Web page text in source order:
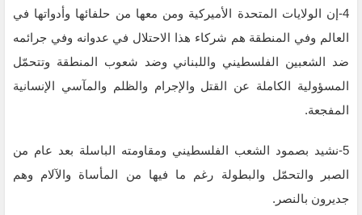
‏4-إن الولايات المتحدة الأميركية ومن معها من حلفائها وأدواتها في
العالم وفي المنطقة هم شركاء هذا الاحتلال في ‏عدوانه وفي جرائمه
ضد الشعبين الفلسطيني واللبناني وضد شعوب المنطقة وتتحمّل
المسؤولية الكاملة عن القتل ‏والإجرام والظلم والمآسي الإنسانية
المفجعة.‏
‏5-نشيد بصمود الشعب الفلسطيني ومقاومته الباسلة بعد عام من
الصبر والتحمّل والبطولة رغم ما فيها من المأساة ‏والآلام وهم
جديرون بالنصر. ‏